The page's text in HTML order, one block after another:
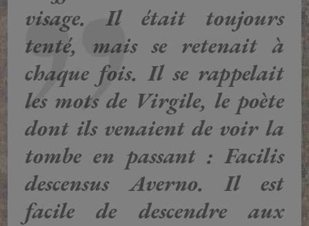
visage. Il était toujours
tenté, mais se retenait à
chaque fois. Il se rappelait
les mots de Virgile, le poète
dont ils venaient de voir la
tombe en passant : Facilis
descensus Averno. Il est
facile de descendre aux